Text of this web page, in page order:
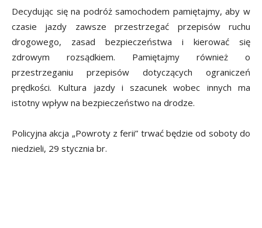
Decydując się na podróż samochodem pamiętajmy, aby w
czasie jazdy zawsze przestrzegać przepisów ruchu
drogowego, zasad bezpieczeństwa i kierować się
zdrowym rozsądkiem. Pamiętajmy również o
przestrzeganiu przepisów dotyczących ograniczeń
prędkości. Kultura jazdy i szacunek wobec innych ma
istotny wpływ na bezpieczeństwo na drodze.
Policyjna akcja „Powroty z ferii” trwać będzie od soboty do
niedzieli, 29 stycznia br.